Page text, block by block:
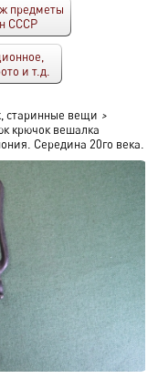
предметы
СССР
и т.д.
старинные вещи >
крючок вешалка
Середина 20го века.